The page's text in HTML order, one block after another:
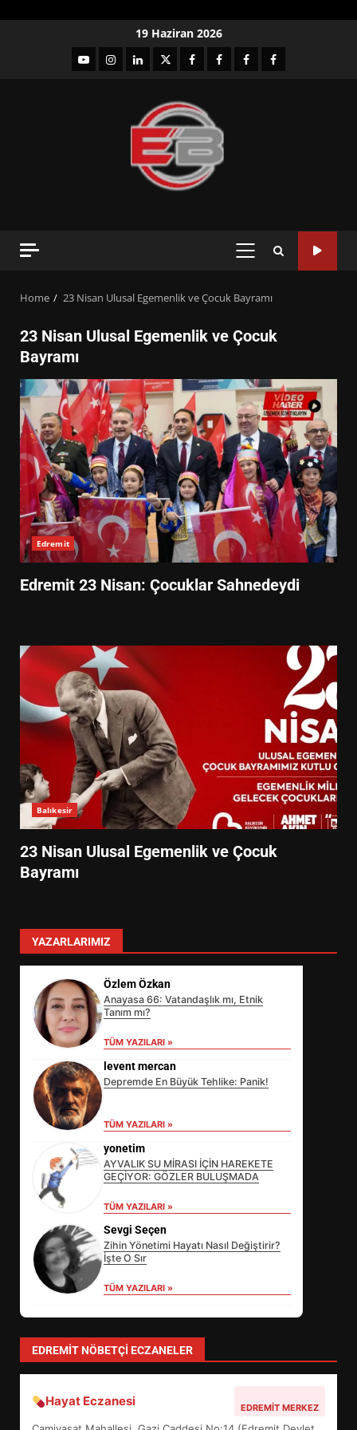
19 Haziran 2026
YouTubeInstagram
LinkedIntwitterfacebook-Facebook-
Facebook-Facebook-
PRIMARY
Home 23 Nisan Ulusal Egemenlik ve Çocuk Bayramı
23 Nisan Ulusal Egemenlik ve Çocuk
Bayramı
Edremit
Edremit 23 Nisan: Çocuklar Sahnedeydi
Balıkesir
23 Nisan Ulusal Egemenlik ve Çocuk
Bayramı
YAZARLARIMIZ
Özlem Özkan
Anayasa 66: Vatandaşlık mı, Etnik
Tanım mı?
TÜM YAZILARI »
levent mercan
Depremde En Büyük Tehlike: Panik!
TÜM YAZILARI »
yonetim
AYVALIK SU MİRASI İÇİN HAREKETE
GEÇİYOR: GÖZLER BULUŞMADA
TÜM YAZILARI »
Sevgi Seçen
Zihin Yönetimi Hayatı Nasıl Değiştirir?
İşte O Sır
TÜM YAZILARI »
EDREMIT NÖBETÇI ECZANELER
Hayat Eczanesi EDREMIT MERKEZ
3
SÜRDÜRÜLEBİLİRLİKTE NE
DEĞİŞECEK?
4
BALIKESİR MÜZELERİNDE SÜRE
UZATILDI: NE DEĞİŞTİ?